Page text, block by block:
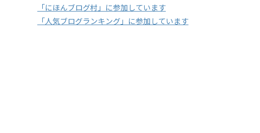
「にほんブログ村」に参加しています
「人気ブログランキング」に参加しています